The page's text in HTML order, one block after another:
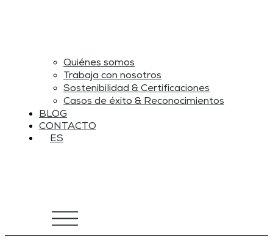
Quiénes somos
Trabaja con nosotros
Sostenibilidad & Certificaciones
Casos de éxito & Reconocimientos
BLOG
CONTACTO
ES